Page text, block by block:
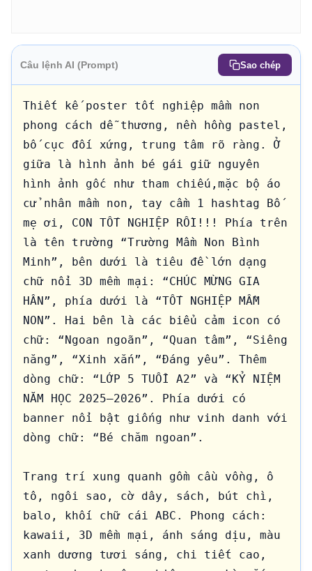
Câu lệnh AI (Prompt) Sao chép
Thiết kế poster tốt nghiệp mầm non
phong cách dễ thương, nền hồng pastel,
bố cục đối xứng, trung tâm rõ ràng. Ở
giữa là hình ảnh bé gái giữ nguyên
hình ảnh gốc như tham chiếu,mặc bộ áo
cử nhân mầm non, tay cầm 1 hashtag Bố
mẹ ơi, CON TỐT NGHIỆP RỒI!!! Phía trên
là tên trường “Trường Mầm Non Bình
Minh”, bên dưới là tiêu đề lớn dạng
chữ nổi 3D mềm mại: “CHÚC MỪNG GIA
HÂN”, phía dưới là “TỐT NGHIỆP MẦM
NON”. Hai bên là các biểu cảm icon có
chữ: “Ngoan ngoãn”, “Quan tâm”, “Siêng
năng”, “Xinh xắn”, “Đáng yêu”. Thêm
dòng chữ: “LỚP 5 TUỔI A2” và “KỶ NIỆM
NĂM HỌC 2025–2026”. Phía dưới có
banner nổi bật giống như vinh danh với
dòng chữ: “Bé chăm ngoan”.
Trang trí xung quanh gồm cầu vồng, ô
tô, ngôi sao, cờ dây, sách, bút chì,
balo, khối chữ cái ABC. Phong cách:
kawaii, 3D mềm mại, ánh sáng dịu, màu
xanh dương tươi sáng, chi tiết cao,